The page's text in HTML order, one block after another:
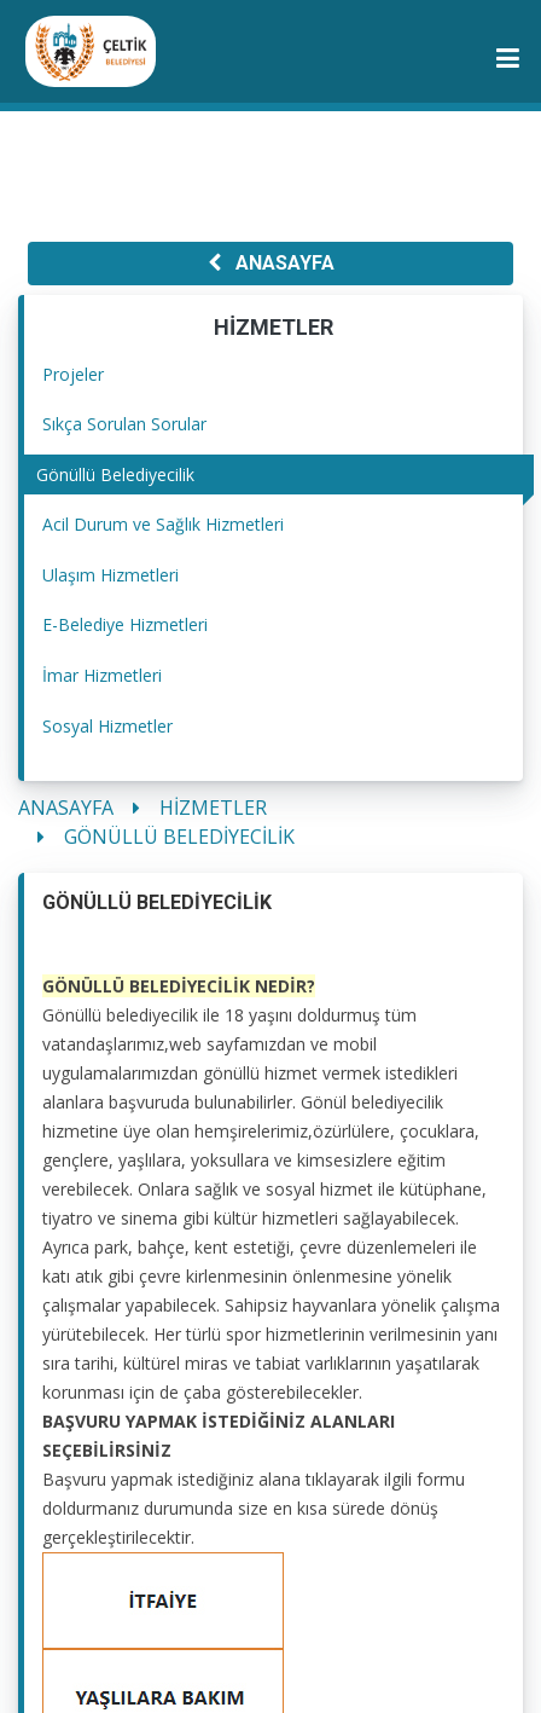
ANASAYFA
HİZMETLER
Projeler
Sıkça Sorulan Sorular
Gönüllü Belediyecilik
Acil Durum ve Sağlık Hizmetleri
Ulaşım Hizmetleri
E-Belediye Hizmetleri
İmar Hizmetleri
Sosyal Hizmetler
ANASAYFA
HİZMETLER
GÖNÜLLÜ BELEDİYECİLİK
GÖNÜLLÜ BELEDİYECİLİK
GÖNÜLLÜ BELEDİYECİLİK NEDİR?
Gönüllü belediyecilik ile 18 yaşını doldurmuş tüm
vatandaşlarımız,web sayfamızdan ve mobil
uygulamalarımızdan gönüllü hizmet vermek istedikleri
alanlara başvuruda bulunabilirler. Gönül belediyecilik
hizmetine üye olan hemşirelerimiz,özürlülere, çocuklara,
gençlere, yaşlılara, yoksullara ve kimsesizlere eğitim
verebilecek. Onlara sağlık ve sosyal hizmet ile kütüphane,
tiyatro ve sinema gibi kültür hizmetleri sağlayabilecek.
Ayrıca park, bahçe, kent estetiği, çevre düzenlemeleri ile
katı atık gibi çevre kirlenmesinin önlenmesine yönelik
çalışmalar yapabilecek. Sahipsiz hayvanlara yönelik çalışma
yürütebilecek. Her türlü spor hizmetlerinin verilmesinin yanı
sıra tarihi, kültürel miras ve tabiat varlıklarının yaşatılarak
korunması için de çaba gösterebilecekler.
BAŞVURU YAPMAK İSTEDİĞİNİZ ALANLARI
SEÇEBİLİRSİNİZ
Başvuru yapmak istediğiniz alana tıklayarak ilgili formu
doldurmanız durumunda size en kısa sürede dönüş
gerçekleştirilecektir.